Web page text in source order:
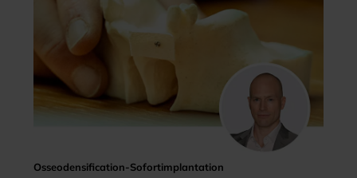
Osseodensification-Sofortimplantation